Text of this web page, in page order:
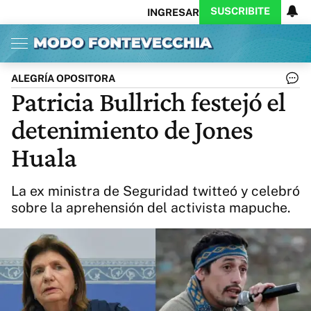
INGRESAR SUSCRIBITE
Inicio Ahora
Opinión
Política
Ciencia
Protagonistas
Cultura
Arte
Educación
Internacional
Clima
Deportes
CARAS
Exitoina
Turismo
Videos
Business
Noticias
Caras
Exitoina
Gaming
Vivo
Actualidad
ALEGRÍA OPOSITORA
Patricia Bullrich festejó el
detenimiento de Jones
Huala
La ex ministra de Seguridad twitteó y celebró
sobre la aprehensión del activista mapuche.